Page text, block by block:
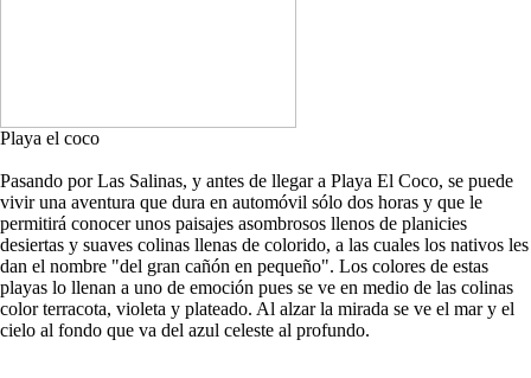
Playa el coco
Pasando por Las Salinas, y antes de llegar a Playa El Coco, se puede
vivir una aventura que dura en automóvil sólo dos horas y que le
permitirá conocer unos paisajes asombrosos llenos de planicies
desiertas y suaves colinas llenas de colorido, a las cuales los nativos les
dan el nombre "del gran cañón en pequeño". Los colores de estas
playas lo llenan a uno de emoción pues se ve en medio de las colinas
color terracota, violeta y plateado. Al alzar la mirada se ve el mar y el
cielo al fondo que va del azul celeste al profundo.